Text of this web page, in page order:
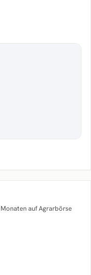
auf Agrarbörse